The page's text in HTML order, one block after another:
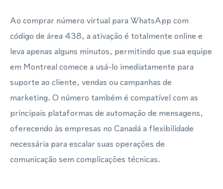
Ao comprar número virtual para WhatsApp com
código de área 438, a ativação é totalmente online e
leva apenas alguns minutos, permitindo que sua equipe
em Montreal comece a usá-lo imediatamente para
suporte ao cliente, vendas ou campanhas de
marketing. O número também é compatível com as
principais plataformas de automação de mensagens,
oferecendo às empresas no Canadá a flexibilidade
necessária para escalar suas operações de
comunicação sem complicações técnicas.